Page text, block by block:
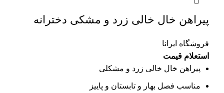
پیراهن خال خالی زرد و مشکی دخترانه
فروشگاه ایرانا
استعلام قیمت
پیراهن خال خالی زرد و مشکلی
مناسب فصل بهار و تابستان و پاییز